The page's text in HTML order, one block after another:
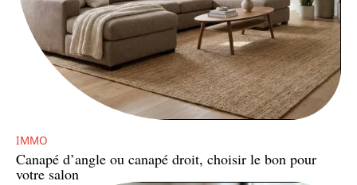
IMMO
Canapé d’angle ou canapé droit, choisir le bon pour
votre salon